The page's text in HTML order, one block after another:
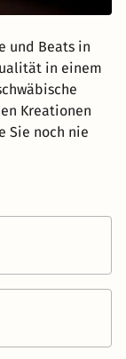
und Beats in
in einem
Kreationen
Sie noch nie